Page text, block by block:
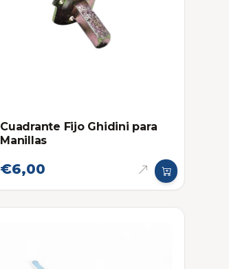
Cuadrante Fijo Ghidini para
Manillas
€6,00